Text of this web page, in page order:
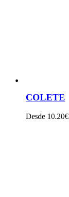
COLETE
Desde 10.20€